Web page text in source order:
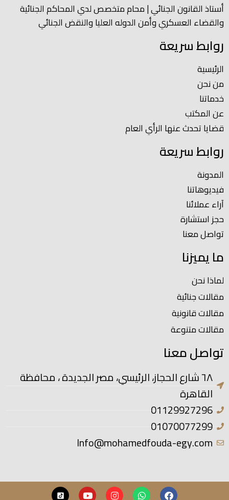
أستاذ القانون الجنائي | محام متخصص لدي المحاكم الجنائية
والقضاء العسكري وأمن الدوله العليا والنقض الجنائي
روابط سريعة
الرئيسية
من نحن
خدماتنا
عن المكتب
قضايا تحدث عنها الرأي العام
روابط سريعة
المدونة
فيديوهاتنا
آراء عملائنا
حجز استشارة
تواصل معنا
ما يميزنا
لماذا نحن
مقالات جنائية
مقالات قانونية
مقالات متنوعة
تواصل معنا
٦٨ شارع الحجاز، الرئيسي، مصر الجديدة ، محافظة
القاهرة
01129927296
01070077299
Info@mohamedfouda-egy.com